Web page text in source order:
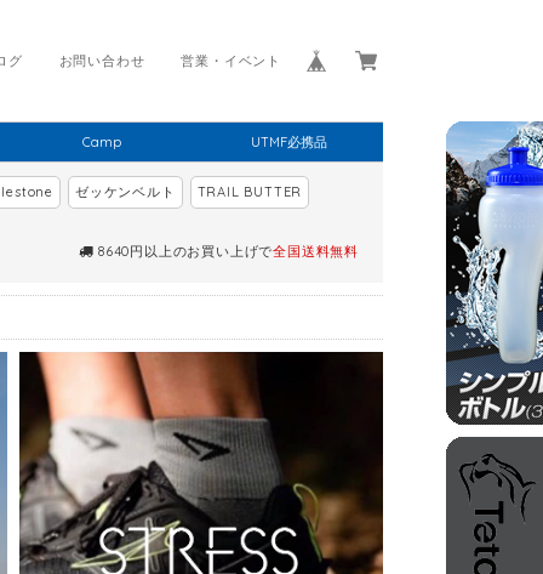
営業・イベント
お問い合わせ
グ
Camp UTMF必携品
ゼッケンベルト TRAIL BUTTER
8640円以上のお買い上げで全国送料無料